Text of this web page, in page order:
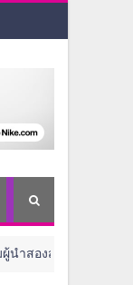
งทางกอล์ฟ เอไอจี วีเ